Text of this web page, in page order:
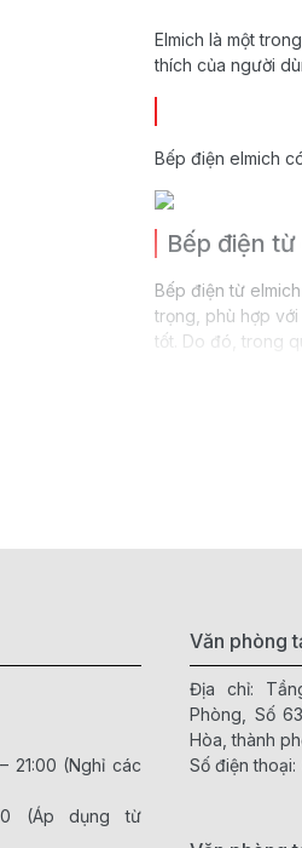
Elmich là một
thích của người
Bếp điện elmich
Bếp điện từ
Bếp điện từ
trọng, phù hợp
tốt. Do đó, trong
Bếp hồng ngoại
hồng ngoại
sử dụng được
Một số ưu
21:00 (Nghỉ các
(Áp dụng từ
Văn phòng
Địa chỉ:
Phòng, Số
Hòa, thành
Số điện thoại: